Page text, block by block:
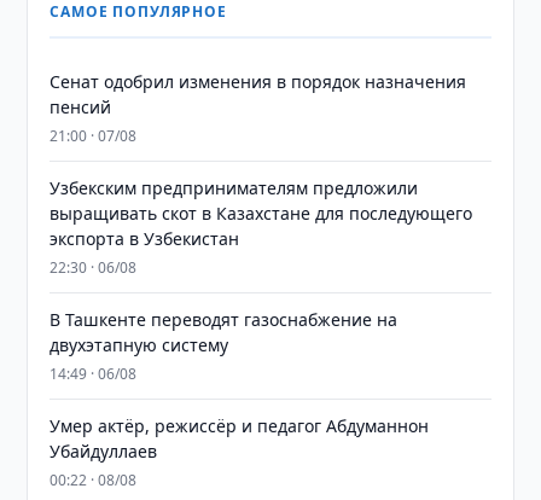
САМОЕ ПОПУЛЯРНОЕ
Сенат одобрил изменения в порядок назначения
пенсий
21:00 · 07/08
Узбекским предпринимателям предложили
выращивать скот в Казахстане для последующего
экспорта в Узбекистан
22:30 · 06/08
В Ташкенте переводят газоснабжение на
двухэтапную систему
14:49 · 06/08
Умер актёр, режиссёр и педагог Абдуманнон
Убайдуллаев
00:22 · 08/08